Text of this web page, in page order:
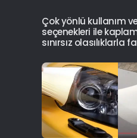
Çok yönlü kullanım
seçenekleri ile
sınırsız olasılıklarla